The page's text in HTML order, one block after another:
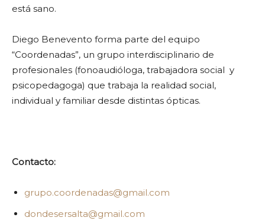
está sano.
Diego Benevento forma parte del equipo
“Coordenadas”, un grupo interdisciplinario de
profesionales (fonoaudióloga, trabajadora social y
psicopedagoga) que trabaja la realidad social,
individual y familiar desde distintas ópticas.
Contacto:
grupo.coordenadas@gmail.com
dondesersalta@gmail.com